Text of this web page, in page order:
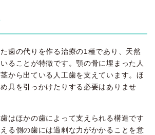
歯の代りを作る治療の1種であり、天然
ることが特徴です。顎の骨に埋まった人
から出ている人工歯を支えています。ほ
具を引っかけたりする必要はありませ
はほかの歯によって支えられる構造です
る側の歯には過剰な力がかかることを意